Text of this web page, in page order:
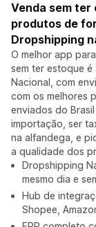
Venda sem ter
produtos de
Dropshipping
O melhor app
sem ter estoque
Nacional, com
com os melhores
enviados do
importação, ser
na alfandega, e
a qualidade dos
Dropshipping
mesmo dia e
Hub de
Shopee,